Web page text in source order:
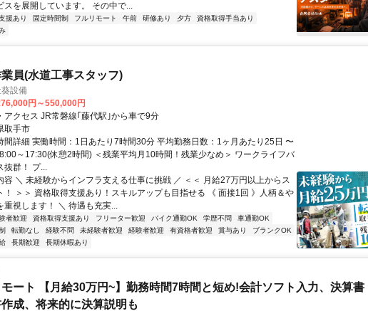
スを展開しています。 その中で...
援あり 固定時間制 フルリモート 午前 研修あり 夕方
資格取得手当あり
員(水道工事スタッフ)
設備
円～550,000円
アクセス JR常磐線｢藤代駅｣から車で9分
取手市
間詳細 実働時間：1日あたり7時間30分 平均勤務日数：1ヶ月あたり25日 〜
～17:30(休憩2時間) ＜残業平均月10時間！残業少なめ＞ ワークライフバ
抜群！ プ...
容 ＼ 未経験からインフラ支える仕事に挑戦 ／ ＜＜ 月給27万円以上からス
！ ＞＞ 資格取得支援あり！スキルアップも目指せる 《 面接1回 》人柄＆や
重視します！ ＼ 待遇も充実...
者歓迎 資格取得支援あり フリーター歓迎 バイク通勤OK 学歴不問
車通勤OK
転勤なし 経験不問 未経験者歓迎 経験者歓迎 有資格者歓迎 賞与あり
ブランクOK
長期歓迎 長期休暇あり
ート 【月給30万円~】勤務時間7時間と短め!会計ソフト入力、決算書
成、将来的に決算説明も